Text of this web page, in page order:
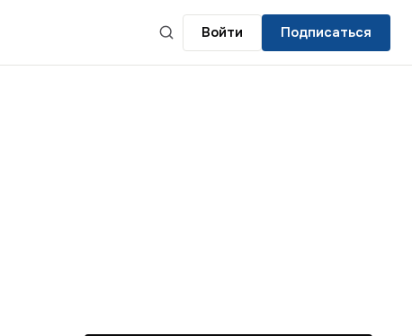
Войти Подписаться